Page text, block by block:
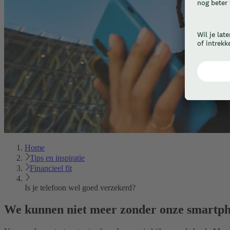
Home
Tips en inspiratie
Financieel fit
Is je telefoon wel goed verzekerd?
We kunnen niet meer zonder onze